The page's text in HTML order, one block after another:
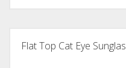
Flat Top Cat Eye